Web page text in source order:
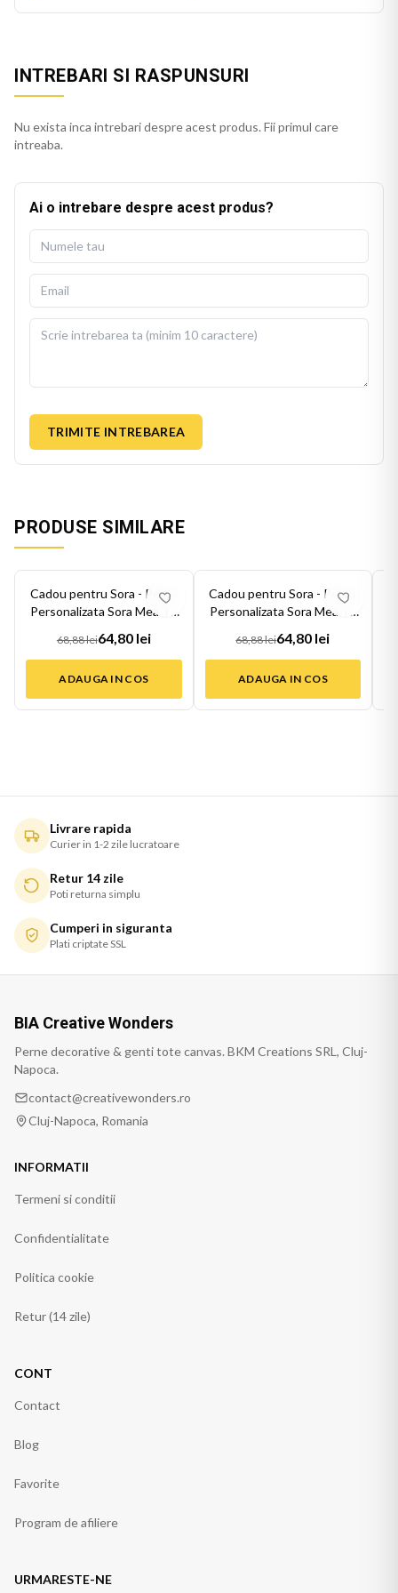
INTREBARI SI RASPUNSURI
Nu exista inca intrebari despre acest produs. Fii primul care
intreaba.
Ai o intrebare despre acest produs?
TRIMITE INTREBAREA
PRODUSE SIMILARE
6%
Cadou pentru Sora - Perna
Personalizata Sora Mea Te
68,88 lei64,80 lei
ADAUGA IN COS
6%
Cadou pentru Sora - Perna
Personalizata Sora Mea Te
68,88 lei64,80 lei
ADAUGA IN COS
Livrare rapida
Curier in 1-2 zile lucratoare
Retur 14 zile
Poti returna simplu
Cumperi in siguranta
Plati criptate SSL
BIA Creative Wonders
Perne decorative & genti tote canvas. BKM Creations SRL, Cluj-
Napoca.
contact@creativewonders.ro
Cluj-Napoca, Romania
INFORMATII
Termeni si conditii
Confidentialitate
Politica cookie
Retur (14 zile)
CONT
Contact
Blog
Favorite
Program de afiliere
URMARESTE-NE